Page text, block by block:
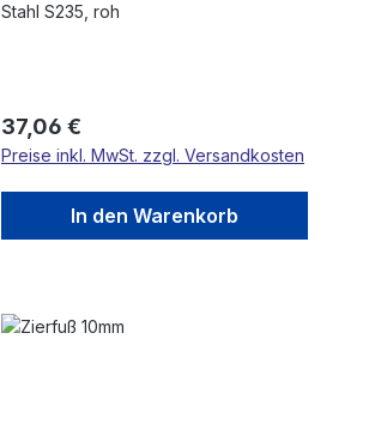
Stahl S235, roh
Regulärer Preis:
37,06 €
Preise inkl. MwSt. zzgl. Versandkosten
In den Warenkorb